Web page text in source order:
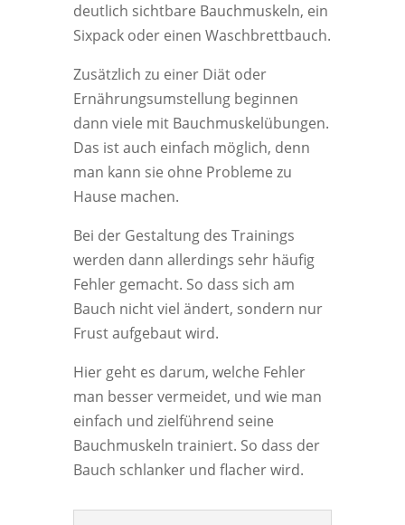
deutlich sichtbare Bauchmuskeln, ein
Sixpack oder einen Waschbrettbauch.
Zusätzlich zu einer Diät oder
Ernährungsumstellung beginnen
dann viele mit Bauchmuskelübungen.
Das ist auch einfach möglich, denn
man kann sie ohne Probleme zu
Hause machen.
Bei der Gestaltung des Trainings
werden dann allerdings sehr häufig
Fehler gemacht. So dass sich am
Bauch nicht viel ändert, sondern nur
Frust aufgebaut wird.
Hier geht es darum, welche Fehler
man besser vermeidet, und wie man
einfach und zielführend seine
Bauchmuskeln trainiert. So dass der
Bauch schlanker und flacher wird.